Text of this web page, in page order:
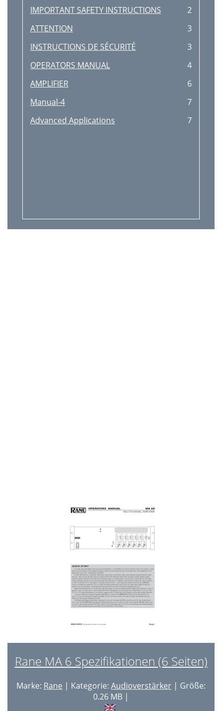
IMPORTANT SAFETY INSTRUCTIONS
2
ATTENTION
3
INSTRUCTIONS DE SÉCURITÉ
3
OPERATORS MANUAL
4
AMPLIFIER
6
Manual-4
7
Advanced Applications
7
Rane MA 6 Spezifikationen (6 Seiten)
Marke: Rane | Kategorie: Audioverstärker | Größe:
0.26 MB |